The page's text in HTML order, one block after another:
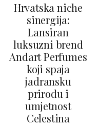
Hrvatska niche
sinergija:
Lansiran
luksuzni brend
Andart Perfumes
koji spaja
jadransku
prirodu i
umjetnost
Celestina